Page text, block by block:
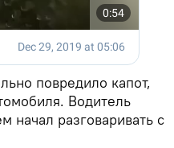
повредило капот,
Водитель
начал разговаривать с